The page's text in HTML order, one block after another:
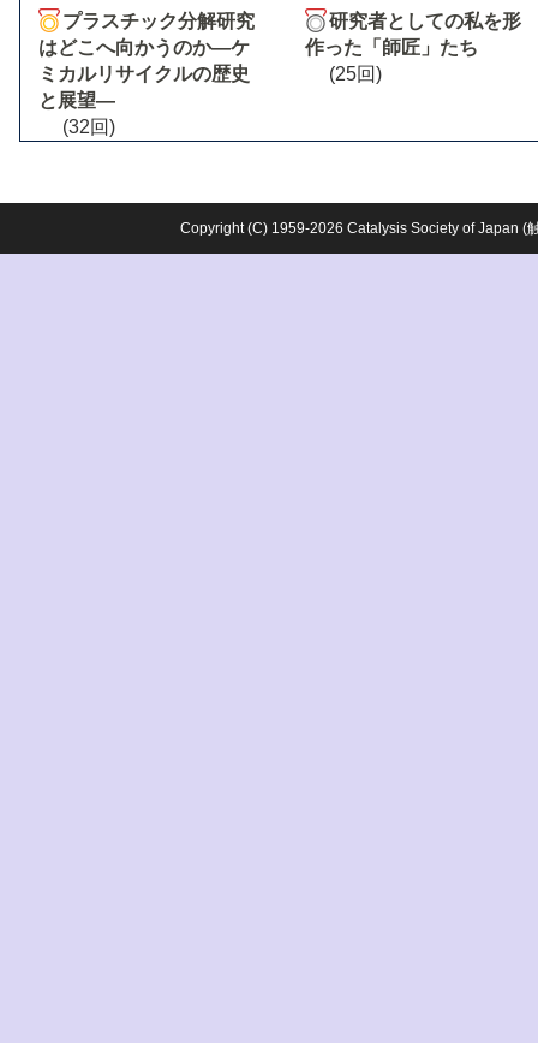
プラスチック分解研究
はどこへ向かうのか―ケ
ミカルリサイクルの歴史
と展望―
(32回)
研究者としての私を形
作った「師匠」たち
(25回)
Copyright (C) 1959-2026 Catalysis Society of Japan (